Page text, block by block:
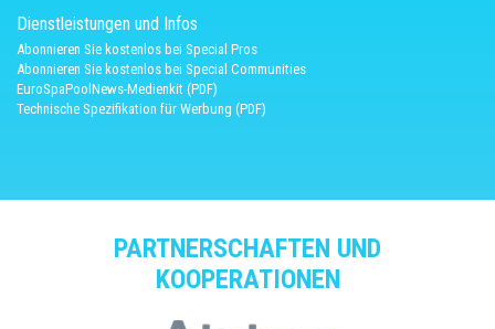
Dienstleistungen und Infos
Abonnieren Sie kostenlos bei Special Pros
Abonnieren Sie kostenlos bei Special Communities
EuroSpaPoolNews-Medienkit (PDF)
Technische Spezifikation für Werbung (PDF)
PARTNERSCHAFTEN UND
KOOPERATIONEN